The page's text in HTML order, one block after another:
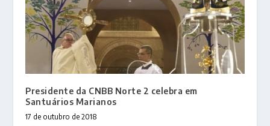
Presidente da CNBB Norte 2 celebra em
Santuários Marianos
17 de outubro de 2018